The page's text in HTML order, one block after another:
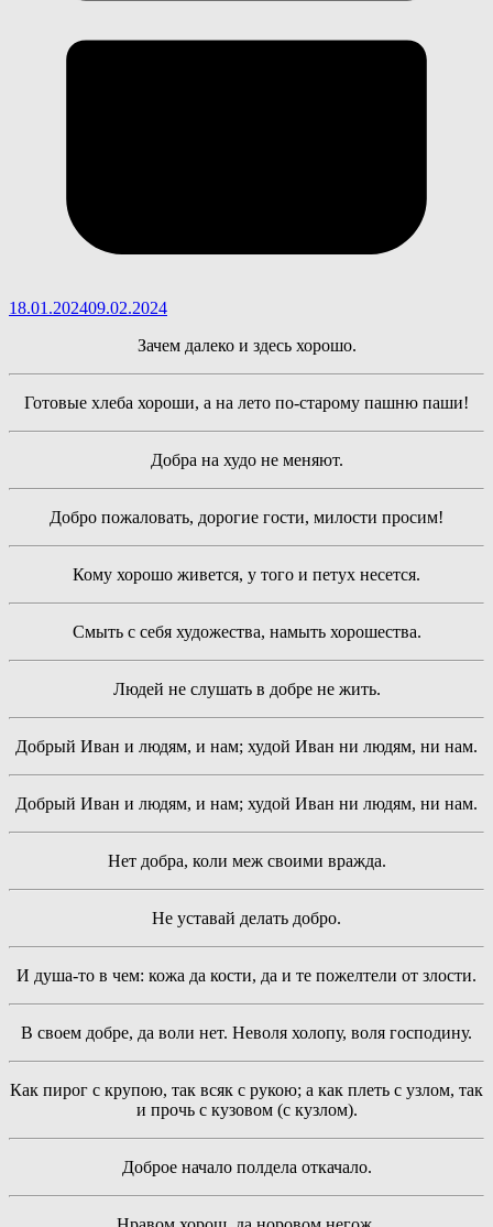
18.01.202409.02.2024
Зачем далеко и здесь хорошо.
Готовые хлеба хороши, а на лето по-старому пашню паши!
Добра на худо не меняют.
Добро пожаловать, дорогие гости, милости просим!
Кому хорошо живется, у того и петух несется.
Смыть с себя художества, намыть хорошества.
Людей не слушать в добре не жить.
Добрый Иван и людям, и нам; худой Иван ни людям, ни нам.
Добрый Иван и людям, и нам; худой Иван ни людям, ни нам.
Нет добра, коли меж своими вражда.
Не уставай делать добро.
И душа-то в чем: кожа да кости, да и те пожелтели от злости.
В своем добре, да воли нет. Неволя холопу, воля господину.
Как пирог с крупою, так всяк с рукою; а как плеть с узлом, так
и прочь с кузовом (с кузлом).
Доброе начало полдела откачало.